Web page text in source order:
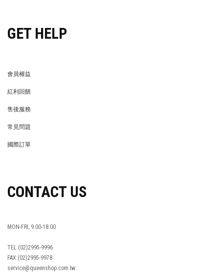
GET HELP
會員權益
紅利回饋
售後服務
常見問題
國際訂單
CONTACT US
MON-FRI, 9:00-18:00
TEL:(02)2995-9996
FAX:(02)2995-9978
service@queenshop.com.tw